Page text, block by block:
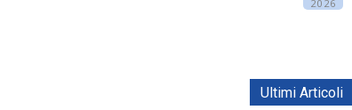
2026
Ultimi Articoli